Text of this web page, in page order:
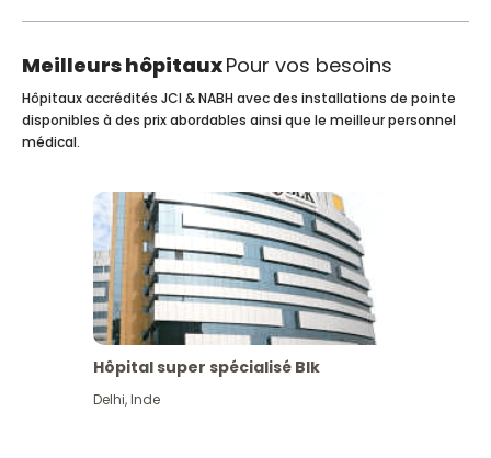
Meilleurs hôpitauxPour vos besoins
Hôpitaux accrédités JCI & NABH avec des installations de pointe
disponibles à des prix abordables ainsi que le meilleur personnel
médical.
Hôpital super spécialisé Blk
Delhi,Inde